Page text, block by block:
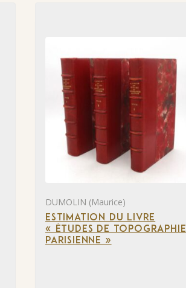
DUMOLIN (Maurice)
ESTIMATION DU LIVRE
« ÉTUDES DE TOPOGRAPHIE
PARISIENNE »